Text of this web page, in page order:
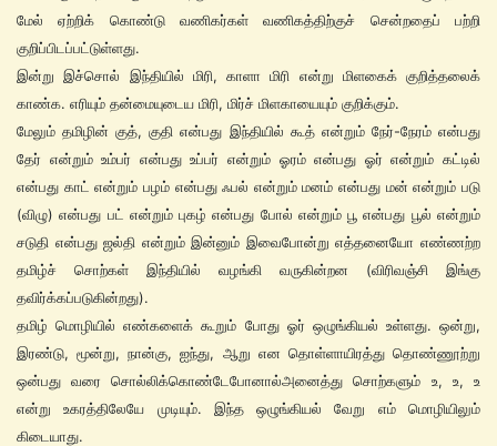
மேல் ஏற்றிக் கொண்டு வணிகர்கள் வணிகத்திற்குச் சென்றதைப் பற்றி
குறிப்பிடப்பட்டுள்ளது.
இன்று இச்சொல் இந்தியில் மிரி, காளா மிரி என்று மிளகைக் குறித்தலைக்
காண்க. எரியும் தன்மையுடைய மிரி, மிர்ச் மிளகாயையும் குறிக்கும்.
மேலும் தமிழின் குத், குதி என்பது இந்தியில் கூத் என்றும் நேர்-நேரம் என்பது
தேர் என்றும் உம்பர் என்பது உப்பர் என்றும் ஓரம் என்பது ஓர் என்றும் கட்டில்
என்பது காட் என்றும் பழம் என்பது ஃபல் என்றும் மனம் என்பது மன் என்றும் படு
(விழு) என்பது பட் என்றும் புகழ் என்பது போல் என்றும் பூ என்பது பூல் என்றும்
சடுதி என்பது ஜல்தி என்றும் இன்னும் இவைபோன்று எத்தனையோ எண்ணற்ற
தமிழ்ச் சொற்கள் இந்தியில் வழங்கி வருகின்றன (விரிவஞ்சி இங்கு
தவிர்க்கப்படுகின்றது).
தமிழ் மொழியில் எண்களைக் கூறும் போது ஓர் ஒழுங்கியல் உள்ளது. ஒன்று,
இரண்டு, மூன்று, நான்கு, ஐந்து, ஆறு என தொள்ளாயிரத்து தொண்ணூற்று
ஒன்பது வரை சொல்லிக்கொண்டேபோனால்அனைத்து சொற்களும் உ, உ, உ
என்று உகரத்திலேயே முடியும். இந்த ஒழுங்கியல் வேறு எம் மொழியிலும்
கிடையாது.